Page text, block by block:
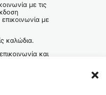
με τις
με
καλώδια.
και